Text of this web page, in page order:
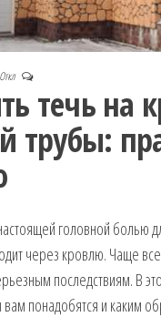
Откл
течь на
трубы:
головной болью
через кровлю. Чаще
последствиям. В
понадобятся и каким